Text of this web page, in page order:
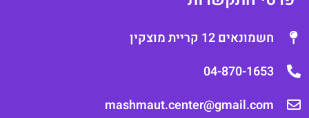
חשמונאים 12 קריית מוצקין
04-870-1653
mashmaut.center@gmail.com